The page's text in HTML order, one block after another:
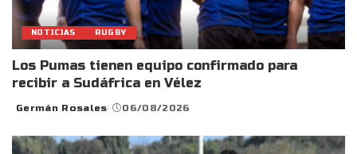
NOTICIAS RUGBY
Los Pumas tienen equipo confirmado para
recibir a Sudáfrica en Vélez
Posted
Germán Rosales 06/08/2026